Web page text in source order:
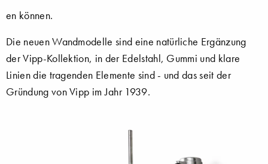
en können.
Die neuen Wandmodelle sind eine natürliche Ergänzung
der Vipp-Kollektion, in der Edelstahl, Gummi und klare
Linien die tragenden Elemente sind - und das seit der
Gründung von Vipp im Jahr 1939.